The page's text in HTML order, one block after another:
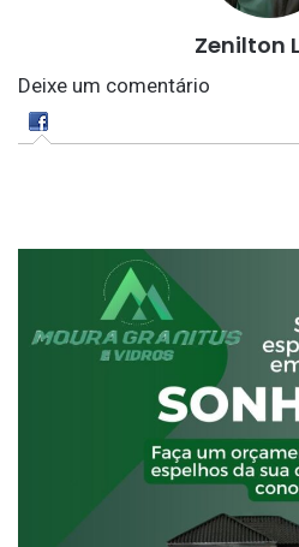
Zenilton
Deixe um comentário